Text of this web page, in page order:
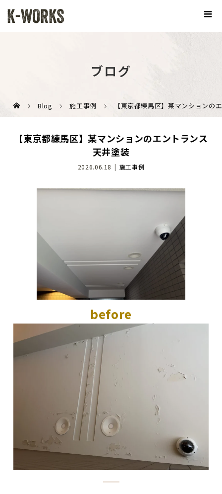
ブログ
Blog 施工事例 【東京都練馬区】某マンションの
【東京都練馬区】某マンションのエントランス
天井塗装
2026.06.18 施工事例
before